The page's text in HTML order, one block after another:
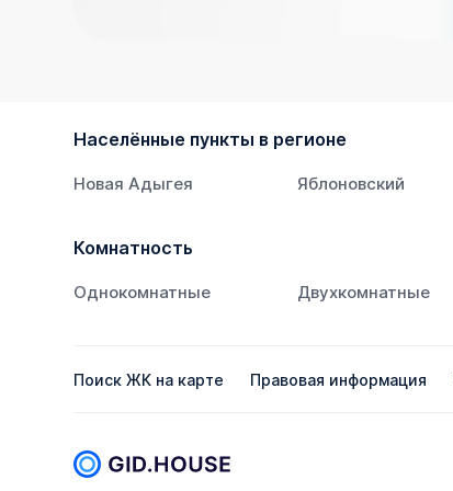
Населённые пункты в регионе
Новая Адыгея Яблоновский
Комнатность
Однокомнатные Двухкомнатные
Поиск ЖК на карте Правовая информация